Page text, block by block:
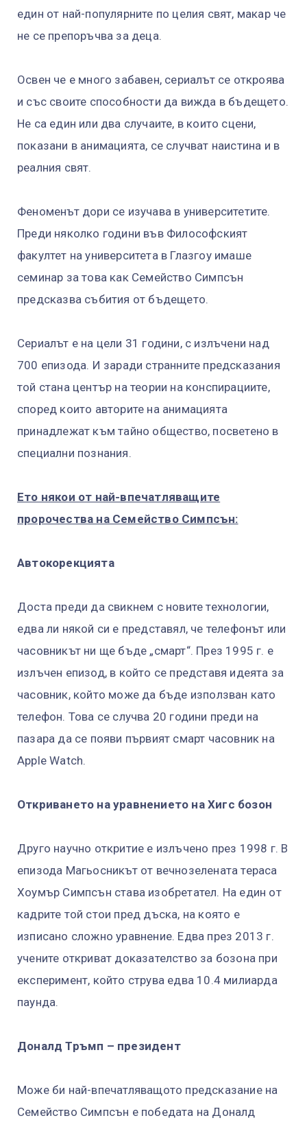
един от най-популярните по целия свят, макар че
не се препоръчва за деца.
Освен че е много забавен, сериалът се откроява
и със своите способности да вижда в бъдещето.
Не са един или два случаите, в които сцени,
показани в анимацията, се случват наистина и в
реалния свят.
Феноменът дори се изучава в университетите.
Преди няколко години във Философският
факултет на университета в Глазгоу имаше
семинар за това как Семейство Симпсън
предсказва събития от бъдещето.
Сериалът е на цели 31 години, с излъчени над
700 епизода. И заради странните предсказания
той стана център на теории на конспирациите,
според които авторите на анимацията
принадлежат към тайно общество, посветено в
специални познания.
Ето някои от най-впечатляващите
пророчества на Семейство Симпсън:
Автокорекцията
Доста преди да свикнем с новите технологии,
едва ли някой си е представял, че телефонът или
часовникът ни ще бъде „смарт“. През 1995 г. е
излъчен епизод, в който се представя идеята за
часовник, който може да бъде използван като
телефон. Това се случва 20 години преди на
пазара да се появи първият смарт часовник на
Apple Watch.
Откриването на уравнението на Хигс бозон
Друго научно откритие е излъчено през 1998 г. В
епизода Магьосникът от вечнозелената тераса
Хоумър Симпсън става изобретател. На един от
кадрите той стои пред дъска, на която е
изписано сложно уравнение. Едва през 2013 г.
учените откриват доказателство за бозона при
експеримент, който струва едва 10.4 милиарда
паунда.
Доналд Тръмп – президент
Може би най-впечатляващото предсказание на
Семейство Симпсън е победата на Доналд